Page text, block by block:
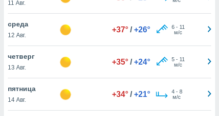
cookie
в
ВЫ
11 Авг.
среда
12 Авг.
+37° / +26° 6- 11
м/с
четверг
13 Авг.
+35° / +24° 5- 11
м/с
пятница
14 Авг.
+34° / +21° 4- 8
м/с